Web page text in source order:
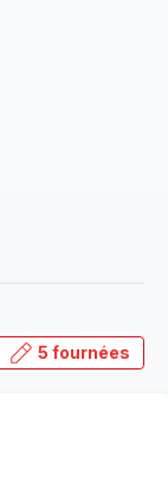
5 fournées